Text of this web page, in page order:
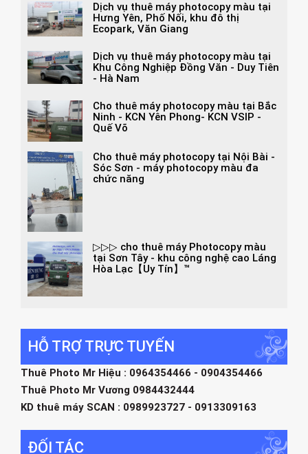
Dịch vụ thuê máy photocopy màu tại
Hưng Yên, Phố Nối, khu đô thị
Ecopark, Văn Giang
Dịch vụ thuê máy photocopy màu tại
Khu Công Nghiệp Đồng Văn - Duy Tiên
- Hà Nam
Cho thuê máy photocopy màu tại Bắc
Ninh - KCN Yên Phong- KCN VSIP -
Quế Võ
Cho thuê máy photocopy tại Nội Bài -
Sóc Sơn - máy photocopy màu đa
chức năng
▷▷▷ cho thuê máy Photocopy màu
tại Sơn Tây - khu công nghệ cao Láng
Hòa Lạc【Uy Tín】™
HỖ TRỢ TRỰC TUYẾN
Thuê Photo Mr Hiệu : 0964354466 - 0904354466
Thuê Photo Mr Vương 0984432444
KD thuê máy SCAN : 0989923727 - 0913309163
ĐỐI TÁC